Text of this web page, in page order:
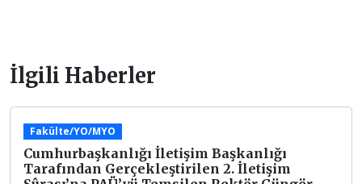
İlgili Haberler
Fakülte/YO/MYO
Cumhurbaşkanlığı İletişim Başkanlığı
Tarafından Gerçekleştirilen 2. İletişim